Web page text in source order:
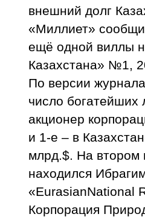
внешний долг
«Миллиет»
ещё одной виллы
Казахстана» №1,
По версии
число богатейших
акционер
и 1-е – в
млрд.$. На втором
находился
«EurasianNational
Корпорация